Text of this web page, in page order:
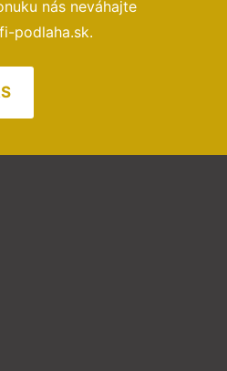
nás neváhajte
podlaha.sk.